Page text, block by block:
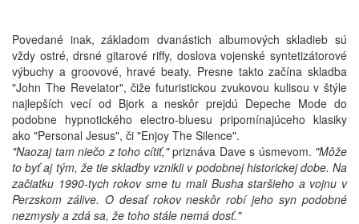
Povedané inak, základom dvanástich albumových skladieb sú
vždy ostré, drsné gitarové riffy, doslova vojenské syntetizátorové
výbuchy a groovové, hravé beaty. Presne takto začína skladba
"John The Revelator", čiže futuristickou zvukovou kulisou v štýle
najlepších vecí od Bjork a neskôr prejdú Depeche Mode do
podobne hypnotického electro-bluesu pripomínajúceho klasiky
ako "Personal Jesus", či "Enjoy The Silence".
"Naozaj tam niečo z toho cítiť,"priznáva Dave s úsmevom. "Môže
to byť aj tým, že tie skladby vznikli v podobnej historickej dobe. Na
začiatku 1990-tych rokov sme tu mali Busha staršieho a vojnu v
Perzskom zálive. O desať rokov neskôr robí jeho syn podobné
nezmysly a zdá sa, že toho stále nemá dosť."